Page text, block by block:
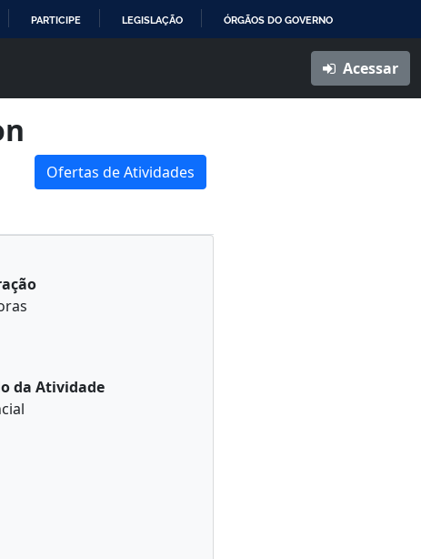
PARTICIPE LEGISLAÇÃO ÓRGÃOS DO GOVERNO
Acessar
Ofertas de Atividades
da Atividade